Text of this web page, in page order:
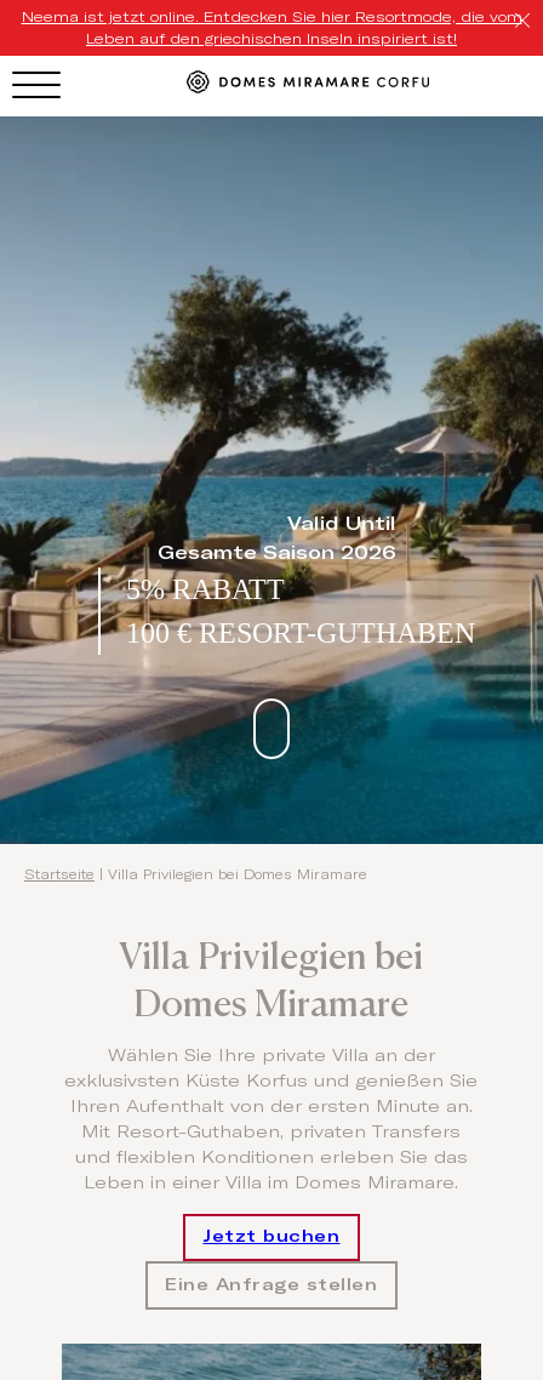
Neema ist jetzt online. Entdecken Sie hier Resortmode, die vom
Leben auf den griechischen Inseln inspiriert ist!
Our Destinations
Our Brands
Signature Concepts
Domes Stories
Contact
Valid Until
Gesamte Saison 2026
5% RABATT
100 € RESORT-GUTHABEN
Startseite Villa Privilegien bei Domes Miramare
Villa Privilegien bei
Domes Miramare
Wählen Sie Ihre private Villa an der
exklusivsten Küste Korfus und genießen Sie
Ihren Aufenthalt von der ersten Minute an.
Mit Resort-Guthaben, privaten Transfers
und flexiblen Konditionen erleben Sie das
Leben in einer Villa im Domes Miramare.
Jetzt buchen
Eine Anfrage stellen